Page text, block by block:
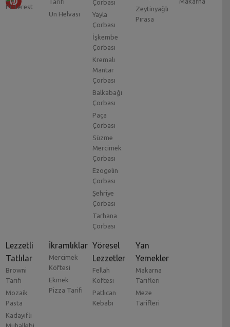
Un Helvası
Çorbası
Yayla
Çorbası
İşkembe
Çorbası
Kremalı
Mantar
Çorbası
Balkabağı
Çorbası
Paça
Çorbası
Süzme
Mercimek
Çorbası
Ezogelin
Çorbası
Şehriye
Çorbası
Tarhana
Çorbası
Zeytinyağlı
Pırasa
Lezzetli
Tatlılar
Browni
Tarifi
Mozaik
Pasta
Kadayıflı
İkramlıklar
Mercimek
Köftesi
Ekmek
Pizza Tarifi
Yöresel
Lezzetler
Fellah
Köftesi
Patlıcan
Kebabı
Yan
Yemekler
Makarna
Tarifleri
Meze
Tarifleri